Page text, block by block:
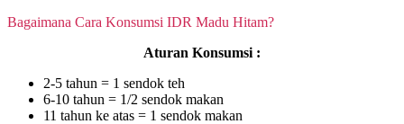
Bagaimana Cara Konsumsi IDR Madu Hitam?
Aturan Konsumsi :
2-5 tahun = 1 sendok teh
6-10 tahun = 1/2 sendok makan
11 tahun ke atas = 1 sendok makan